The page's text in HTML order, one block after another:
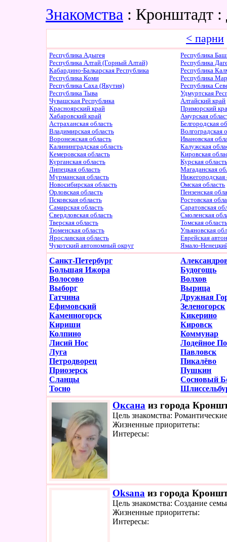
Знакомства : Кронштадт
< парни
Республика Адыгея
Республика
Республика Алтай (Горный Алтай)
Республика
Кабардино-Балкарская Республика
Республика
Республика Коми
Республика
Республика Саха (Якутия)
Республика
Республика Тыва
Удмуртская
Чувашская Республика
Алтайский край
Красноярский край
Приморский
Хабаровский край
Амурская
Астраханская область
Белгородская
Владимирская область
Волгоградская
Воронежская область
Ивановская
Калининградская область
Калужская
Кемеровская область
Кировская
Курганская область
Курская
Липецкая область
Магаданская
Мурманская область
Нижегородская
Новосибирская область
Омская область
Орловская область
Пензенская
Псковская область
Ростовская
Самарская область
Саратовская
Свердловская область
Смоленская
Тверская область
Томская
Тюменская область
Ульяновская
Ярославская область
Еврейская
Чукотский автономный округ
Ямало-
Санкт-Петербург
Большая Ижора
Будогощь
Волосово
Волхов
Выборг
Вырица
Гатчина
Дружная
Ефимовский
Зеленогорск
Каменногорск
Кикерино
Кириши
Кировск
Колпино
Коммунар
Лисий Нос
Лодейное
Луга
Павловск
Петродворец
Пикалёво
Приозерск
Пушкин
Сланцы
Сосновый
Тосно
Оксана из города
Цель знакомства:
Жизненные приоритеты:
Интересы:
Oksana из города
Цель знакомства: Создание
Жизненные приоритеты:
Интересы: